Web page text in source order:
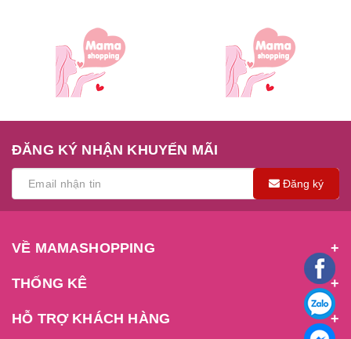
ĐĂNG KÝ NHẬN KHUYẾN MÃI
Đăng ký
VỀ MAMASHOPPING
THỐNG KÊ
HỖ TRỢ KHÁCH HÀNG